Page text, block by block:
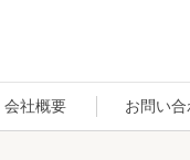
会社概要 お問い